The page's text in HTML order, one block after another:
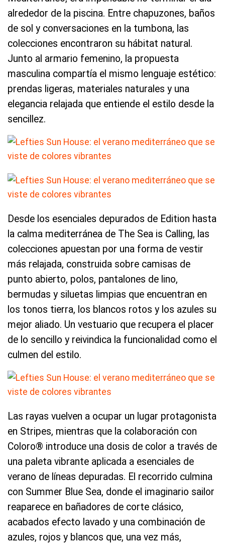
alrededor de la piscina. Entre chapuzones, baños
de sol y conversaciones en la tumbona, las
colecciones encontraron su hábitat natural.
Junto al armario femenino, la propuesta
masculina compartía el mismo lenguaje estético:
prendas ligeras, materiales naturales y una
elegancia relajada que entiende el estilo desde la
sencillez.
Desde los esenciales depurados de Edition hasta
la calma mediterránea de The Sea is Calling, las
colecciones apuestan por una forma de vestir
más relajada, construida sobre camisas de
punto abierto, polos, pantalones de lino,
bermudas y siluetas limpias que encuentran en
los tonos tierra, los blancos rotos y los azules su
mejor aliado. Un vestuario que recupera el placer
de lo sencillo y reivindica la funcionalidad como el
culmen del estilo.
Las rayas vuelven a ocupar un lugar protagonista
en Stripes, mientras que la colaboración con
Coloro® introduce una dosis de color a través de
una paleta vibrante aplicada a esenciales de
verano de líneas depuradas. El recorrido culmina
con Summer Blue Sea, donde el imaginario sailor
reaparece en bañadores de corte clásico,
acabados efecto lavado y una combinación de
azules, rojos y blancos que, una vez más,